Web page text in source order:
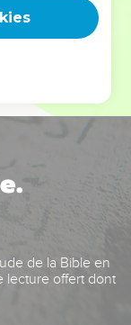
est faite
de la Bible en
lecture offert dont